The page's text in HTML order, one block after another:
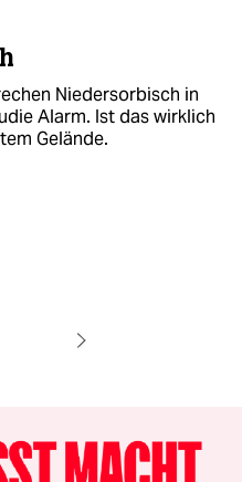
Niedersorbisch in
Alarm. Ist das wirklich
Gelände.